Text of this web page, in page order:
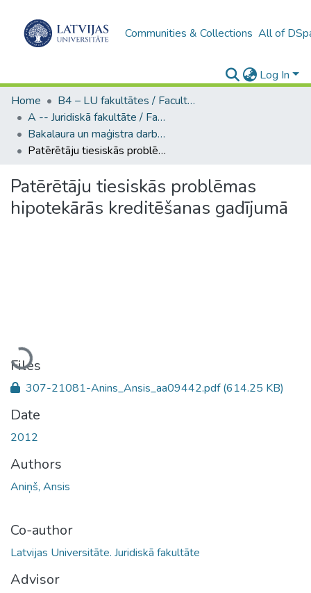
Communities & Collections All of
Log In
Home
B4 – LU fakultātes / Faculties of the UL
A -- Juridiskā fakultāte / Faculty of Law
Bakalaura un maģistra darbi (JF) / Bachelor's and Master's theses
Patērētāju tiesiskās problēmas hipotekārās kreditēšanas gadījumā
Patērētāju tiesiskās problēmas
hipotekārās kreditēšanas gadījumā
Loading...
Files
307-21081-Anins_Ansis_aa09442.pdf(614.25 KB)
Date
2012
Authors
Aniņš, Ansis
Co-author
Latvijas Universitāte. Juridiskā fakultāte
Advisor